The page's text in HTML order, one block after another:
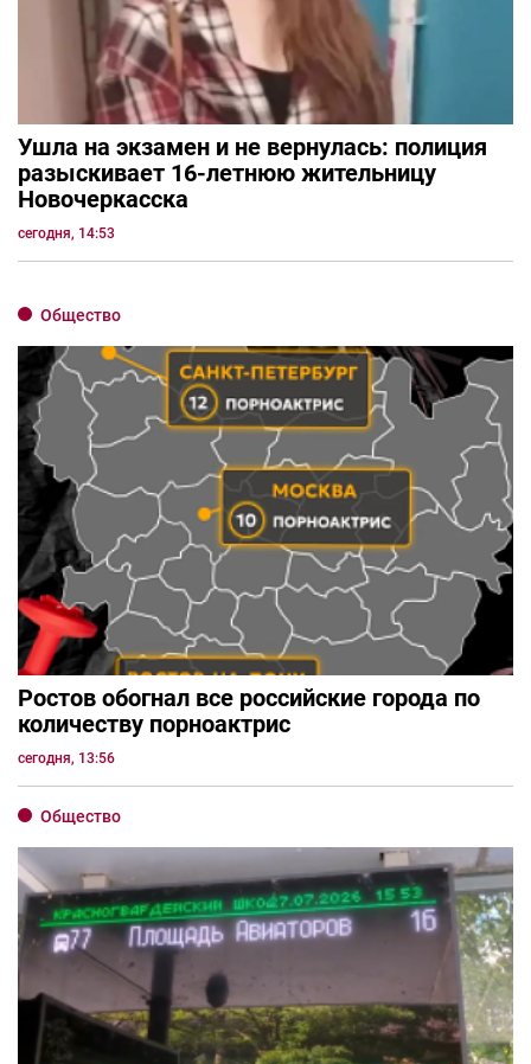
Ушла на экзамен и не вернулась: полиция
разыскивает 16-летнюю жительницу
Новочеркасска
сегодня, 14:53
Общество
Ростов обогнал все российские города по
количеству порноактрис
сегодня, 13:56
Общество